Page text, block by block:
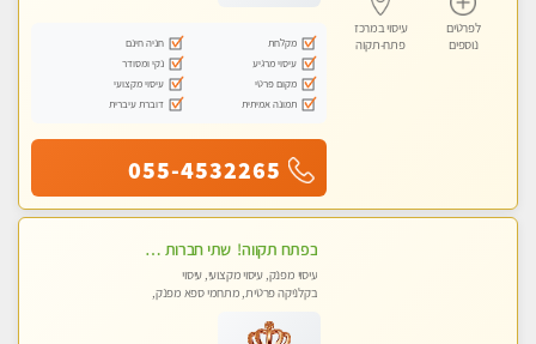
לפרטים
נוספים
עיסוי במרכז
פתח-תקוה
מקלחת
חניה חינם
עיסוי מרגיע
נקי ומסודר
מקום פרטי
עיסוי מקצועי
תמונה אמיתית
דוברת עיברית
055-4532265
‏בפתח תקווה! ‏ שתי חברות יפיפיות ‏לעיסוי מקצועי י ודיסקרטי מכבדים כרטיסי אשראי !! ללא מין 03-728-36-36
עיסוי מפנק, עיסוי מקצועי, עיסוי
בקלניקה פרטית, מתחמי ספא מפנק,